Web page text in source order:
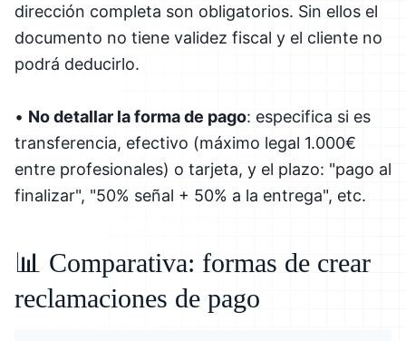
dirección completa son obligatorios. Sin ellos el
documento no tiene validez fiscal y el cliente no
podrá deducirlo.
• No detallar la forma de pago: especifica si es
transferencia, efectivo (máximo legal 1.000€
entre profesionales) o tarjeta, y el plazo: "pago al
finalizar", "50% señal + 50% a la entrega", etc.
📊 Comparativa: formas de crear
reclamaciones de pago